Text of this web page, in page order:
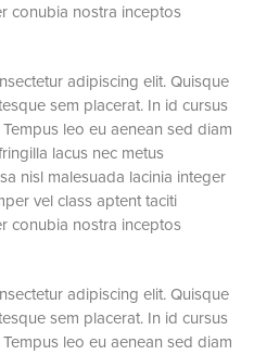
conubia nostra inceptos
adipiscing elit. Quisque
sem placerat. In id cursus
leo eu aenean sed diam
lacus nec metus
nisl malesuada lacinia integer
vel class aptent taciti
conubia nostra inceptos
adipiscing elit. Quisque
sem placerat. In id cursus
leo eu aenean sed diam